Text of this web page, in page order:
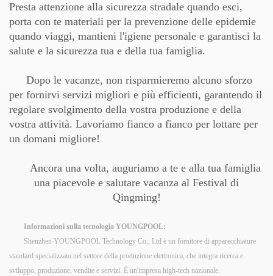
Presta attenzione alla sicurezza stradale quando esci,
porta con te materiali per la prevenzione delle epidemie
quando viaggi, mantieni l'igiene personale e garantisci la
salute e la sicurezza tua e della tua famiglia.
Dopo le vacanze, non risparmieremo alcuno sforzo
per fornirvi servizi migliori e più efficienti, garantendo il
regolare svolgimento della vostra produzione e della
vostra attività. Lavoriamo fianco a fianco per lottare per
un domani migliore!
Ancora una volta, auguriamo a te e alla tua famiglia
una piacevole e salutare vacanza al Festival di
Qingming!
Informazioni sulla tecnologia YOUNGPOOL:
Shenzhen YOUNGPOOL Technology Co., Ltd è un fornitore di apparecchiature
standard specializzato nel settore della produzione elettronica, che integra ricerca e
sviluppo, produzione, vendite e servizi. È un'impresa high-tech nazionale.